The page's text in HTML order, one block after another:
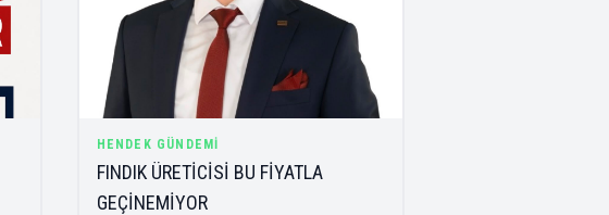
HENDEK GÜNDEMI
FINDIK ÜRETİCİSİ BU FİYATLA
GEÇİNEMİYOR